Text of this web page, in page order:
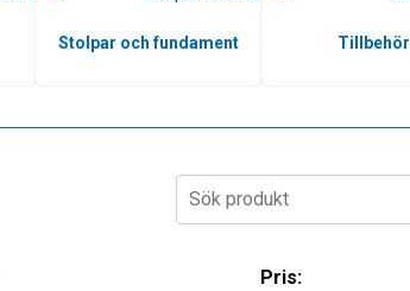
Stolpar och fundament Tillbehör
Pris: